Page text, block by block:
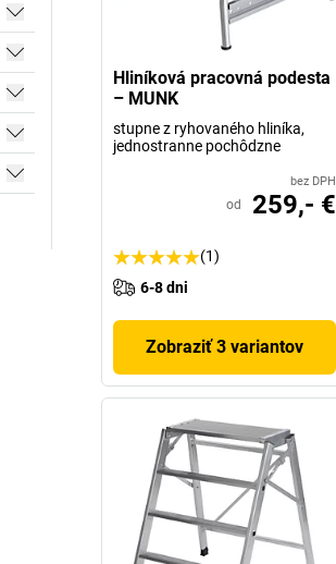
Hliníková pracovná podesta
– MUNK
stupne z ryhovaného hliníka,
jednostranne pochôdzne
bez DPH
od 259,- €
(1)
6-8 dni
Zobraziť 3 variantov